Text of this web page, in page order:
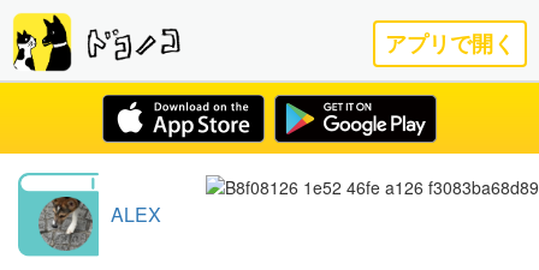
アプリで開く
ALEX